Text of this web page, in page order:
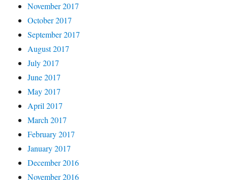
November 2017
October 2017
September 2017
August 2017
July 2017
June 2017
May 2017
April 2017
March 2017
February 2017
January 2017
December 2016
November 2016